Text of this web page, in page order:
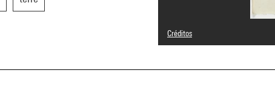
Créditos
© Adagp, Paris
Referencia de la imagen : 4N66364